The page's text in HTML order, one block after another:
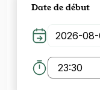
Date de début